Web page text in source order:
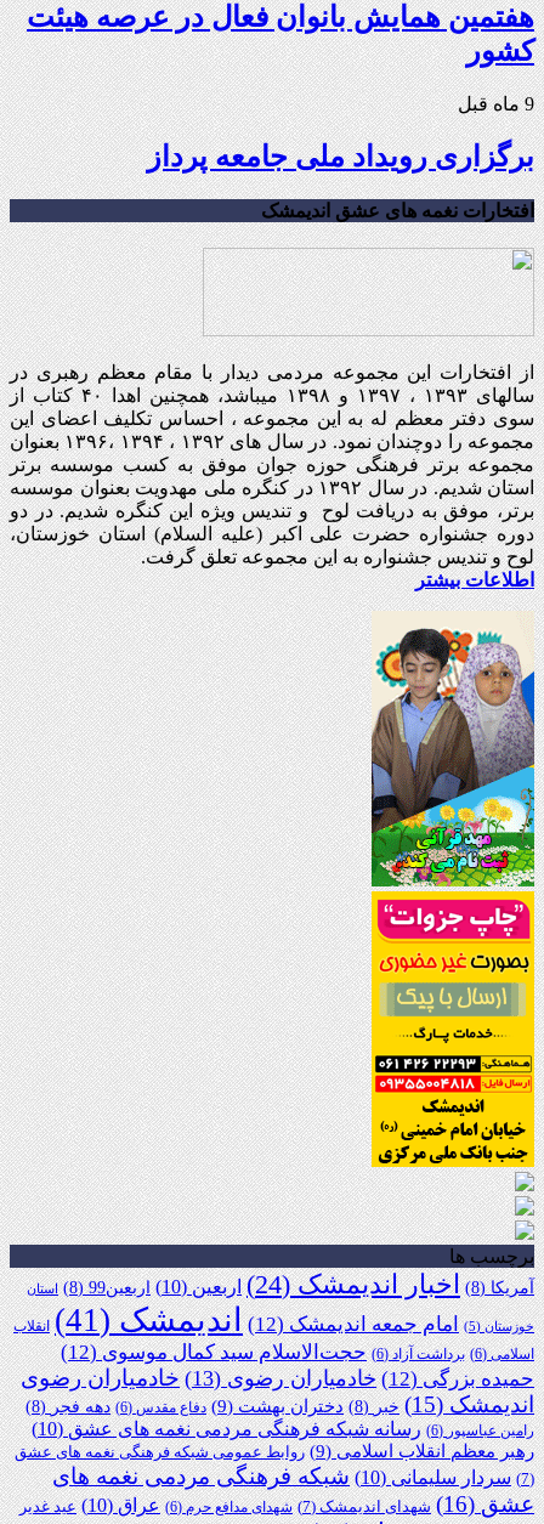
هفتمین همایش بانوان فعال در عرصه‌ هیئت
کشور
9 ماه قبل
برگزاری رویداد ملی جامعه پرداز
افتخارات نغمه های عشق اندیمشک
از افتخارات این مجموعه مردمی دیدار با مقام معظم رهبری در
سالهای ۱۳۹۳ ، ۱۳۹۷ و ۱۳۹۸ میباشد، همچنین اهدا ۴۰ کتاب از
سوی دفتر معظم له به این مجموعه ، احساس تکلیف اعضای این
مجموعه را دوچندان نمود. در سال های ۱۳۹۲ ، ۱۳۹۴ ،۱۳۹۶ بعنوان
مجموعه برتر فرهنگی حوزه جوان موفق به کسب موسسه برتر
استان شدیم. در سال ۱۳۹۲ در کنگره ملی مهدویت بعنوان موسسه
برتر، موفق به دریافت لوح و تندیس ویژه این کنگره شدیم. در دو
دوره جشنواره حضرت علی اکبر (علیه السلام) استان خوزستان،
لوح و تندیس جشنواره به این مجموعه تعلق گرفت.
اطلاعات بیشتر
برچسب ها
آمریکا(8) اخبار اندیمشک(24) اربعین(10) اربعین99 (8) استان
خوزستان(5) امام جمعه اندیمشک(12) اندیمشک(41)
انقلاب
اسلامی(6) برداشت آزاد(6) حجت‌الاسلام سید کمال موسوی(12)
حمیده بزرگی(12) خادمیاران رضوی(13)
خادمیاران رضوی
اندیمشک(15) خبر(8) دختران بهشت(9) دفاع مقدس(6) دهه فجر(8)
رامین عباسپور(6) رسانه شبکه فرهنگی مردمی نغمه های عشق(10)
رهبر معظم انقلاب اسلامی(9)
روابط عمومی شبکه فرهنگی نغمه های عشق
(7)
سردار سلیمانی(10)
شبکه فرهنگی مردمی نغمه های
عشق(16) شهدای اندیمشک(7) شهدای مدافع حرم(6) عراق(10) عید غدیر